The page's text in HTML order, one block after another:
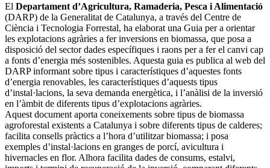
El Departament d’Agricultura, Ramaderia, Pesca i Alimentació
(DARP) de la Generalitat de Catalunya, a través del Centre de
Ciència i Tecnologia Forrestal, ha elaborat una Guia per a orientar
les explotacions agràries a fer inversions en biomassa, que posa a
disposició del sector dades específiques i raons per a fer el canvi cap
a fonts d’energia més sostenibles. Aquesta guia es publica al web del
DARP informant sobre tipus i característiques d’aquestes fonts
d’energia renovables, les característiques d’aquests tipus
d’instal·lacions, la seva demanda energètica, i l’anàlisi de la inversió
en l’àmbit de diferents tipus d’explotacions agràries.
Aquest document aporta coneixements sobre tipus de biomassa
agroforestal existents a Catalunya i sobre diferents tipus de calderes;
facilita consells pràctics a l’hora d’utilitzar biomassa; i posa
exemples d’instal·lacions en granges de porcí, avicultura i
hivernacles en flor. Alhora facilita dades de consums, estalvi,